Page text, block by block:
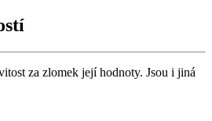
za zlomek její hodnoty. Jsou i jiná